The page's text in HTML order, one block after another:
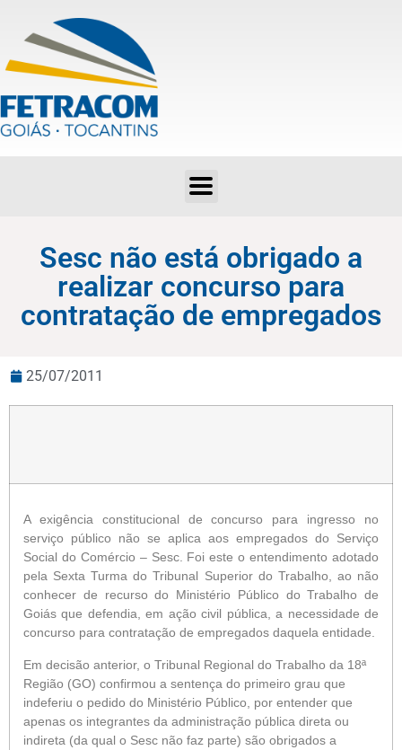
Sesc não está obrigado a
realizar concurso para
contratação de empregados
25/07/2011
A exigência constitucional de concurso para ingresso no
serviço público não se aplica aos empregados do Serviço
Social do Comércio – Sesc. Foi este o entendimento adotado
pela Sexta Turma do Tribunal Superior do Trabalho, ao não
conhecer de recurso do Ministério Público do Trabalho de
Goiás que defendia, em ação civil pública, a necessidade de
concurso para contratação de empregados daquela entidade.
Em decisão anterior, o Tribunal Regional do Trabalho da 18ª
Região (GO) confirmou a sentença do primeiro grau que
indeferiu o pedido do Ministério Público, por entender que
apenas os integrantes da administração pública direta ou
indireta (da qual o Sesc não faz parte) são obrigados a